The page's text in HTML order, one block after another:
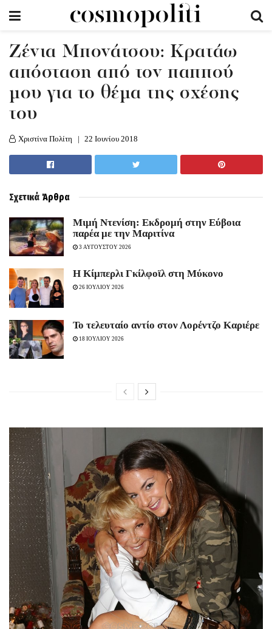
Zένια Μπονάτσου: Κρατάω
απόσταση από τον παππού
μου για το θέμα της σχέσης
του
Χριστίνα Πολίτη 22 Ιουνίου 2018
Σχετικά Άρθρα
Mιμή Ντενίση: Εκδρομή στην Εύβοια
παρέα με την Μαριτίνα
3 ΑΥΓΟΥΣΤΟΥ 2026
Η Κίμπερλι Γκίλφοϊλ στη Μύκονο
26 ΙΟΥΛΙΟΥ 2026
To τελευταίο αντίο στον Λορέντζο Καριέρε
18 ΙΟΥΛΙΟΥ 2026